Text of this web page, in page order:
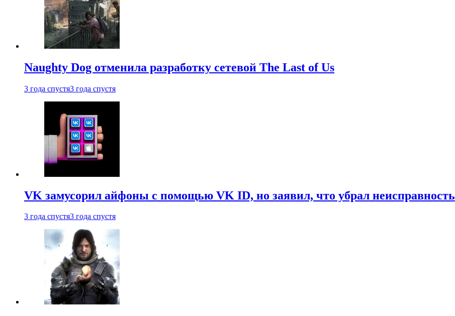
Naughty Dog отменила разработку сетевой The Last of Us
3 года спустя3 года спустя
VK замусорил айфоны с помощью VK ID, но заявил, что убрал неисправность
3 года спустя3 года спустя